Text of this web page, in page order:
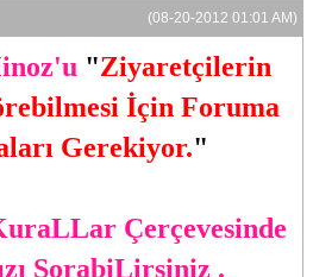
(08-20-2012 01:01 AM)
"Ziyaretçilerin
İçin Foruma
Gerekiyor."
Çerçevesinde
SorabiLirsiniz .